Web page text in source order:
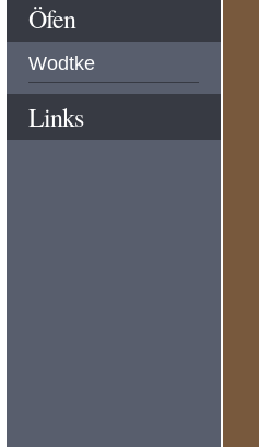
Öfen
Wodtke
Links